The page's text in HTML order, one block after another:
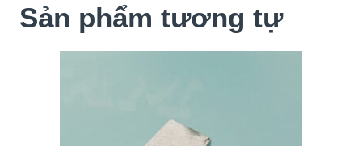
Sản phẩm tương tự